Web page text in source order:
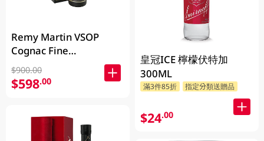
Remy Martin VSOP
Cognac Fine
Champagne 700ML
$900.00
$598.00
皇冠ICE 檸檬伏特加
300ML
滿3件85折 指定分類送贈品
$24.00